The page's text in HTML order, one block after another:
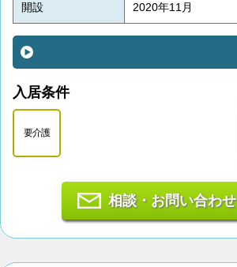
開設 2020年11月
入居条件
要介護
相談・お問い合わせ